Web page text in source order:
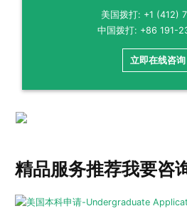
美国拨打: +1 (412)
中国拨打: +86 191-
立即在线咨
精品服务推荐我要咨